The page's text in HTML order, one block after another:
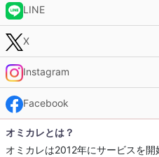
LINE
X
Instagram
Facebook
オミカレとは？
オミカレは2012年にサービスを開